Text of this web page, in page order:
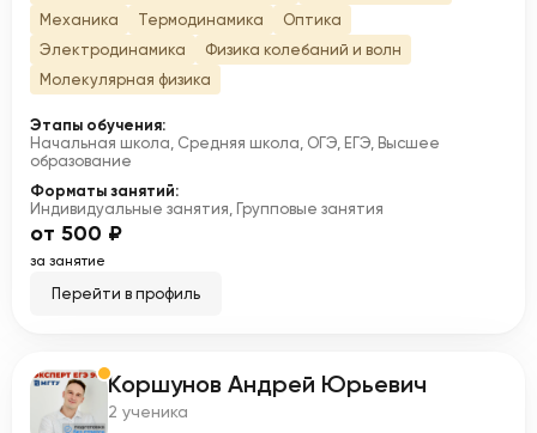
Механика
Термодинамика
Оптика
Электродинамика
Физика колебаний и волн
Молекулярная физика
Этапы обучения:
Начальная школа, Средняя школа, ОГЭ, ЕГЭ, Высшее
образование
Форматы занятий:
Индивидуальные занятия, Групповые занятия
от 500 ₽
за занятие
Перейти в профиль
К Коршунов Андрей Юрьевич
2 ученика